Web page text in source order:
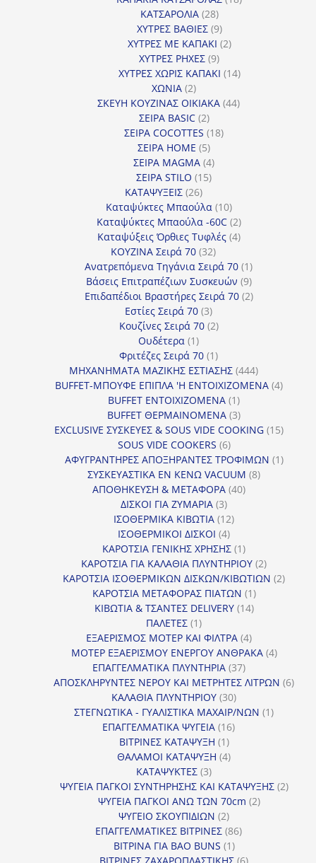
ΚΑΤΣΑΡΟΛΙΑ 2828
προϊόντα
ΧΥΤΡΕΣ ΒΑΘΙΕΣ 99
προϊόντα
ΧΥΤΡΕΣ ΜΕ ΚΑΠΑΚΙ 22
ΧΥΤΡΕΣ ΡΗΧΕΣ 99
προϊόντα
ΧΥΤΡΕΣ ΧΩΡΙΣ ΚΑΠΑΚΙ 1414
ΧΩΝΙΑ 22
προϊόντα
ΣΚΕΥΗ ΚΟΥΖΙΝΑΣ ΟΙΚΙΑΚΑ 4444
ΣΕΙΡΑ BASIC 22
προϊόντα
ΣΕΙΡΑ COCOTTES 1818
ΣΕΙΡΑ HOME 55
προϊόντα
ΣΕΙΡΑ MAGMA 44
προϊόντα
ΣΕΙΡΑ STILO 1515
ΚΑΤΑΨΥΞΕΙΣ 2626
προϊόντα
Καταψύκτες Μπαούλα 1010
προϊόντα
Καταψύκτες Μπαούλα -60C 22
προϊόντα
Καταψύξεις Όρθιες Τυφλές 44
ΚΟΥΖΙΝΑ Σειρά 70 3232
προϊόντα
Ανατρεπόμενα Τηγάνια Σειρά 70 11
προϊόν
Βάσεις Επιτραπέζιων Συσκευών 99
προϊόντα
Επιδαπέδιοι Βραστήρες Σειρά 70 22
Εστίες Σειρά 70 33
προϊόντα
Κουζίνες Σειρά 70 22
Ουδέτερα 11
προϊόν
Φριτέζες Σειρά 70 11
προϊόν
ΜΗΧΑΝΗΜΑΤΑ ΜΑΖΙΚΗΣ ΕΣΤΙΑΣΗΣ 444444
προϊόντα
BUFFET-ΜΠΟΥΦΕ ΕΠΙΠΛΑ 'Η ΕΝΤΟΙΧΙΖΟΜΕΝΑ 44
BUFFET ΕΝΤΟΙΧΙΖΟΜΕΝΑ 11
προϊόν
BUFFET ΘΕΡΜΑΙΝΟΜΕΝΑ 33
προϊόντα
EXCLUSIVE ΣΥΣΚΕΥΕΣ & SOUS VIDE COOKING 1515
SOUS VIDE COOKERS 66
προϊόντα
ΑΦΥΓΡΑΝΤΗΡΕΣ ΑΠΟΞΗΡΑΝΤΕΣ ΤΡΟΦΙΜΩΝ 11
ΣΥΣΚΕΥΑΣΤΙΚΑ ΕΝ ΚΕΝΩ VACUUM 88
ΑΠΟΘΗΚΕΥΣΗ & ΜΕΤΑΦΟΡΑ 4040
ΔΙΣΚΟΙ ΓΙΑ ΖΥΜΑΡΙΑ 33
προϊόντα
ΙΣΟΘΕΡΜΙΚΑ ΚΙΒΩΤΙΑ 1212
ΙΣΟΘΕΡΜΙΚΟΙ ΔΙΣΚΟΙ 44
προϊόντα
ΚΑΡΟΤΣΙΑ ΓΕΝΙΚΗΣ ΧΡΗΣΗΣ 11
προϊόν
ΚΑΡΟΤΣΙΑ ΓΙΑ ΚΑΛΑΘΙΑ ΠΛΥΝΤΗΡΙΟΥ 22
προϊόντα
ΚΑΡΟΤΣΙΑ ΙΣΟΘΕΡΜΙΚΩΝ ΔΙΣΚΩΝ/ΚΙΒΩΤΙΩΝ 22
ΚΑΡΟΤΣΙΑ ΜΕΤΑΦΟΡΑΣ ΠΙΑΤΩΝ 11
προϊόν
ΚΙΒΩΤΙΑ & ΤΣΑΝΤΕΣ DELIVERY 1414
ΠΑΛΕΤΕΣ 11
προϊόν
ΕΞΑΕΡΙΣΜΟΣ ΜΟΤΕΡ ΚΑΙ ΦΙΛΤΡΑ 44
προϊόντα
ΜΟΤΕΡ ΕΞΑΕΡΙΣΜΟΥ ΕΝΕΡΓΟΥ ΑΝΘΡΑΚΑ 44
ΕΠΑΓΓΕΛΜΑΤΙΚΑ ΠΛΥΝΤΗΡΙΑ 3737
προϊόντα
ΑΠΟΣΚΛΗΡΥΝΤΕΣ ΝΕΡΟΥ ΚΑΙ ΜΕΤΡΗΤΕΣ ΛΙΤΡΩΝ 66
ΚΑΛΑΘΙΑ ΠΛΥΝΤΗΡΙΟΥ 3030
προϊόντα
ΣΤΕΓΝΩΤΙΚΑ - ΓΥΑΛΙΣΤΙΚΑ ΜΑΧΑΙΡ/ΝΩΝ 11
ΕΠΑΓΓΕΛΜΑΤΙΚΑ ΨΥΓΕΙΑ 1616
ΒΙΤΡΙΝΕΣ ΚΑΤΑΨΥΞΗ 11
προϊόν
ΘΑΛΑΜΟΙ ΚΑΤΑΨΥΞΗ 44
ΚΑΤΑΨΥΚΤΕΣ 33
προϊόντα
ΨΥΓΕΙΑ ΠΑΓΚΟΙ ΣΥΝΤΗΡΗΣΗΣ ΚΑΙ ΚΑΤΑΨΥΞΗΣ 22
ΨΥΓΕΙΑ ΠΑΓΚΟΙ ΑΝΩ ΤΩΝ 70cm 22
ΨΥΓΕΙΟ ΣΚΟΥΠΙΔΙΩΝ 22
προϊόντα
ΕΠΑΓΓΕΛΜΑΤΙΚΕΣ ΒΙΤΡΙΝΕΣ 8686
ΒΙΤΡΙΝΑ ΓΙΑ BAO BUNS 11
προϊόν
6